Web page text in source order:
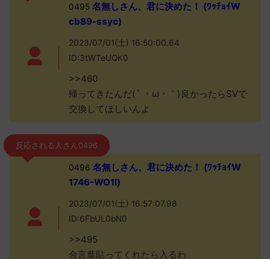
0495名無しさん、君に決めた！ (ﾜｯﾁｮｲW
cb89-ssyc)
2023/07/01(土) 16:50:00.64
ID:3tWTeUQK0
>>460
帰ってきたんだ(´ ・ω・｀)良かったらSVで
交換してほしいんよ
反応される人さん0496
0496 名無しさん、君に決めた！ (ﾜｯﾁｮｲW
1746-WO1l)
2023/07/01(土) 16:57:07.98
ID:6FbUL0bN0
>>495
合言葉貼ってくれたら入るわ